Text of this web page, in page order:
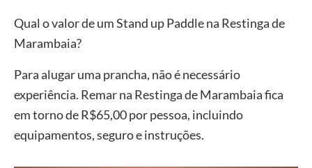
Qual o valor de um Stand up Paddle na Restinga de
Marambaia?
Para alugar uma prancha, não é necessário
experiência. Remar na Restinga de Marambaia fica
em torno de R$65,00 por pessoa, incluindo
equipamentos, seguro e instruções.